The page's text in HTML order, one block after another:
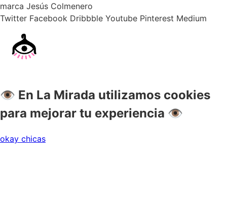
marca Jesús Colmenero
Twitter Facebook Dribbble Youtube Pinterest Medium
👁 En La Mirada utilizamos cookies
para mejorar tu experiencia 👁
okay chicas